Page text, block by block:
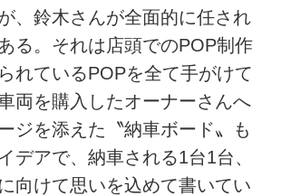
、鈴木さんが全面的に任され
る。それは店頭でのPOP制作
れているPOPを全て手がけて
両を購入したオーナーさんへ
ジを添えた〝納車ボード〟も
デアで、納車される1台1台、
向けて思いを込めて書いてい